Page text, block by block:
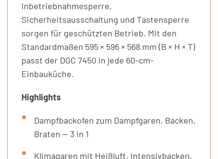
Inbetriebnahmesperre,
Sicherheitsausschaltung und Tastensperre
sorgen für geschützten Betrieb. Mit den
Standardmaßen 595 × 596 × 568 mm (B × H × T)
passt der DGC 7450 in jede 60-cm-
Einbauküche.
Highlights
Dampfbackofen zum Dampfgaren, Backen,
Braten — 3 in 1
Klimagaren mit Heißluft, Intensivbacken,